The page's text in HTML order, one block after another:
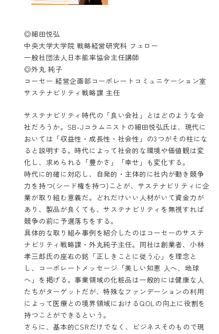
◎細田悦弘
中央大学大学院 戦略経営研究科 フェロー
一般社団法人日本能率協会主任講師
◎外丸 純子
コーセー 経営企画部コーポレートコミュニケーション室
サステナビリティ戦略課 主任
サステナビリティ時代の「良い会社」とはどのような会
社だろうか。SB-Jコラムニストの細田悦弘氏は、現代に
おいては「収益性・成長性・社会性」の3つがその柱にな
ると説明する。時代によって社会的な環境や価値観は変
化し、求められる「豊かさ」「幸せ」も変化する。
時代に的確に対応し、自発的・主体的に社内が動き競争
力を持つ(シード権を持つ)ことが、サステナビリティに企
業が取り組む意義だ。どれだけいい人材がいて資金力が
あり、製品が良くても、サステナビリティを無視すれば
競争の前に予選落ちをする。
具体的な取り組み事例を紹介したのはコーセーのサステ
ナビリティ戦略課・外丸純子主任。同社は創業者、小林
孝三郎氏の座右の銘「正しきことに従う心」を理念と
し、コーポレートメッセージ「美しい知恵 人へ、地球
へ」を掲げる。事業領域の化粧品は一般的には健康な人
たちがターゲットだが、特殊なファンデーションの利用
によって医療との境界領域におけるQOLの向上に役割を
持つことができるという。
さらに、基本的CSRだけでなく、ビジネスそのもので現